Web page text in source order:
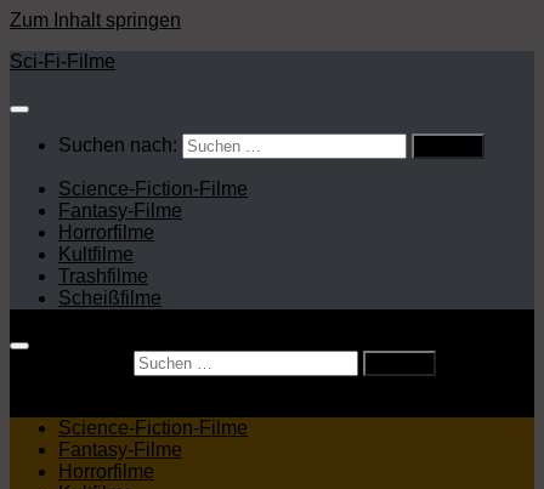
Zum Inhalt springen
Sci-Fi-Filme
Suchen nach:
Science-Fiction-Filme
Fantasy-Filme
Horrorfilme
Kultfilme
Trashfilme
Scheißfilme
Science-Fiction-Filme
Fantasy-Filme
Horrorfilme